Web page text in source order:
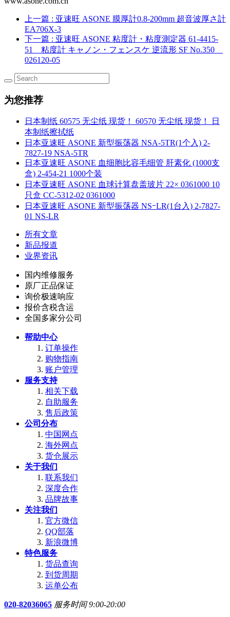
上一篇 : 亚速旺 ASONE 膜厚計0.8-200mm 超音波厚さ計
EA706X-3
下一篇 : 亚速旺 ASONE 粘度計・粘度測定器 61-4415-
51 粘度計 キャノン・フェンスケ 逆流形 SF No.350
026120-05
为您推荐
日本制纸 60575 无尘纸 现货！ 60570 无尘纸 现货！ 日
本制纸擦拭纸
日本亚速旺 ASONE 新型振荡器 NSA-5TR(1个入) 2-
7827-19 NSA-5TR
日本亚速旺 ASONE 血细胞比容毛细管 肝素化 (1000支
盒) 2-454-21 1000个装
日本亚速旺 ASONE 血球计算盘盖玻片 22× 0361000 10
只盒 CC-5312-02 0361000
日本亚速旺 ASONE 新型振荡器 NSｰLR(1台入) 2-7827-
01 NS-LR
所有文章
新品报道
业界资讯
国内维修服务
原厂正品保证
询价极速响应
报价含税含运
全国多家分公司
帮助中心
订单操作
购物指南
账户管理
服务支持
相关下载
自助服务
售后政策
公司分布
中国网点
海外网点
货仓展示
关于我们
联系我们
深度合作
品牌故事
关注我们
官方微信
QQ部落
新浪微博
特色服务
货品查询
到货周期
运单公布
020-82036065 服务时间 9:00-20:00